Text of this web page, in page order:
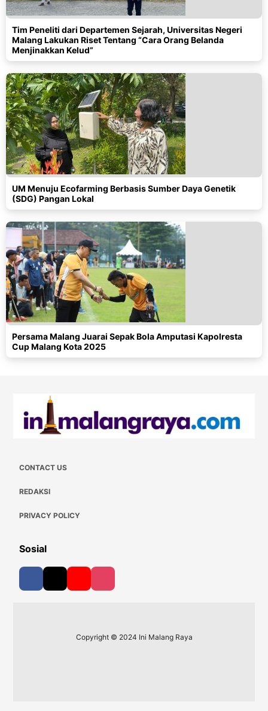
Tim Peneliti dari Departemen Sejarah, Universitas Negeri
Malang Lakukan Riset Tentang “Cara Orang Belanda
Menjinakkan Kelud”
UM Menuju Ecofarming Berbasis Sumber Daya Genetik
(SDG) Pangan Lokal
Persama Malang Juarai Sepak Bola Amputasi Kapolresta
Cup Malang Kota 2025
CONTACT US
REDAKSI
PRIVACY POLICY
Sosial
Copyright © 2024 Ini Malang Raya